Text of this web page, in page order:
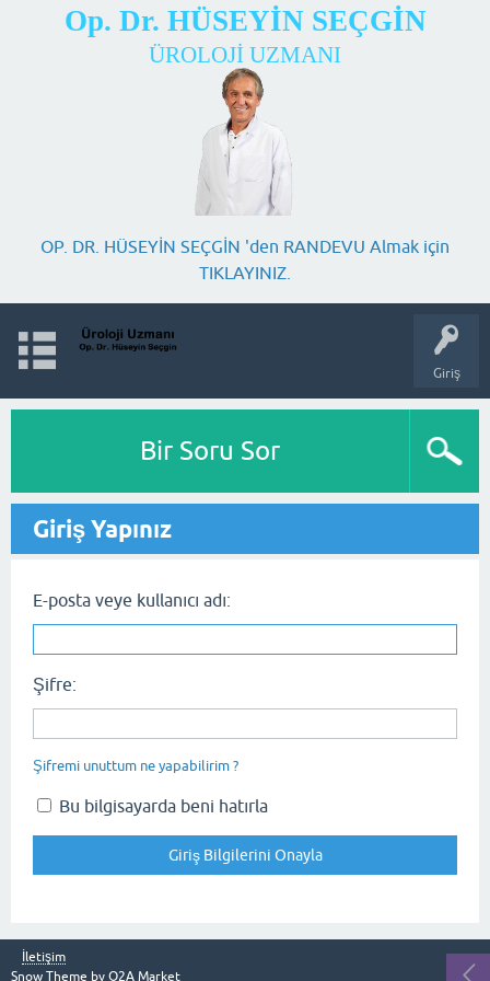
Op. Dr. HÜSEYİN SEÇGİN
ÜROLOJİ UZMANI
OP. DR. HÜSEYİN SEÇGİN 'den RANDEVU Almak için
TIKLAYINIZ.
Giriş
Bir Soru Sor
Giriş Yapınız
E-posta veye kullanıcı adı:
Şifre:
Şifremi unuttum ne yapabilirim ?
Bu bilgisayarda beni hatırla
İletişim
Snow Theme by Q2A Market